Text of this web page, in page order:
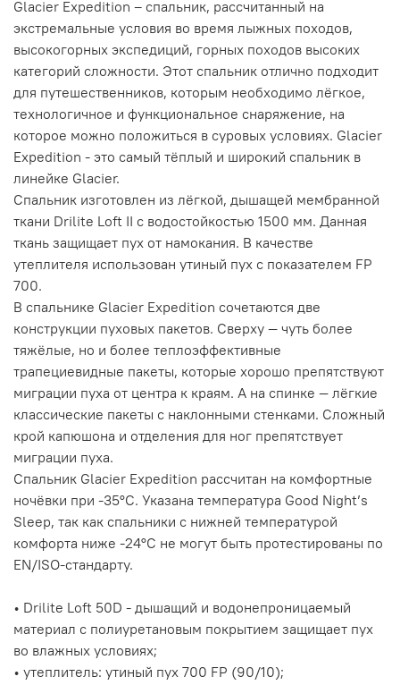
Glacier Expedition – спальник, рассчитанный на
экстремальные условия во время лыжных походов,
высокогорных экспедиций, горных походов высоких
категорий сложности. Этот спальник отлично подходит
для путешественников, которым необходимо лёгкое,
технологичное и функциональное снаряжение, на
которое можно положиться в суровых условиях. Glacier
Expedition - это самый тёплый и широкий спальник в
линейке Glacier.
Спальник изготовлен из лёгкой, дышащей мембранной
ткани Drilite Loft II с водостойкостью 1500 мм. Данная
ткань защищает пух от намокания. В качестве
утеплителя использован утиный пух с показателем FP
700.
В спальнике Glacier Expedition сочетаются две
конструкции пуховых пакетов. Сверху — чуть более
тяжёлые, но и более теплоэффективные
трапециевидные пакеты, которые хорошо препятствуют
миграции пуха от центра к краям. А на спинке — лёгкие
классические пакеты с наклонными стенками. Сложный
крой капюшона и отделения для ног препятствует
миграции пуха.
Спальник Glacier Expedition рассчитан на комфортные
ночёвки при -35°C. Указана температура Good Night’s
Sleep, так как спальники с нижней температурой
комфорта ниже -24°C не могут быть протестированы по
EN/ISO-стандарту.
• Drilite Loft 50D - дышащий и водонепроницаемый
материал с полиуретановым покрытием защищает пух
во влажных условиях;
• утеплитель: утиный пух 700 FP (90/10);